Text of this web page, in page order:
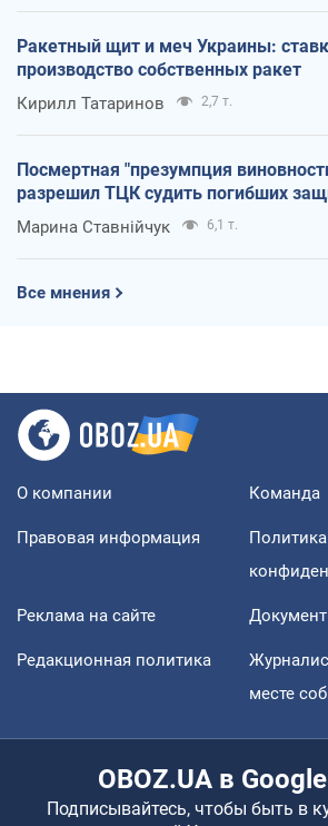
Ракетный щит и меч Украины:
производство собственных ракет
Кирилл Татаринов 2,7 т.
Посмертная "презумпция
разрешил ТЦК судить погибших
Марина Ставнійчук 6,1 т.
Все мнения
О компании Команда
Правовая информация
Политика
Реклама на сайте
Редакционная политика
месте
OBOZ.UA в
Подписывайтесь, чтобы быть в